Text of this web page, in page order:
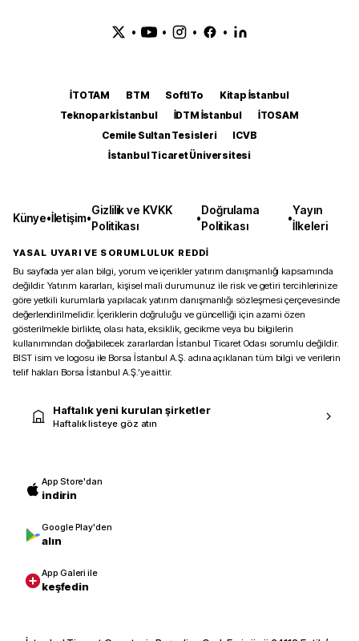
• • • •
İTOTAM BTM SoftITo
Kitap İstanbul
Teknopark İstanbul
İDTM İstanbul
İTOSAM
Cemile Sultan Tesisleri
ICVB
İstanbul Ticaret Üniversitesi
Künye•İletişim•
Gizlilik ve KVKK
Politikası
•
Doğrulama
Politikası
•
Yayın
İlkeleri
YASAL UYARI VE SORUMLULUK REDDİ
Bu sayfada yer alan bilgi, yorum ve içerikler yatırım danışmanlığı kapsamında
değildir. Yatırım kararları, kişisel mali durumunuz ile risk ve getiri tercihlerinize
göre yetkili kurumlarla yapılacak yatırım danışmanlığı sözleşmesi çerçevesinde
değerlendirilmelidir. İçeriklerin doğruluğu ve güncelliği için azami özen
gösterilmekle birlikte, olası hata, eksiklik, gecikme veya bu bilgilerin
kullanımından doğabilecek zararlardan İstanbul Ticaret Odası sorumlu değildir.
BIST isim ve logosu ile Borsa İstanbul A.Ş. adına açıklanan tüm bilgi ve verilerin
telif hakları Borsa İstanbul A.Ş.’ye aittir.
Haftalık yeni kurulan şirketler
Haftalık listeye göz atın
App Store'dan
indirin
Google Play'den
alın
App Galeri ile
keşfedin